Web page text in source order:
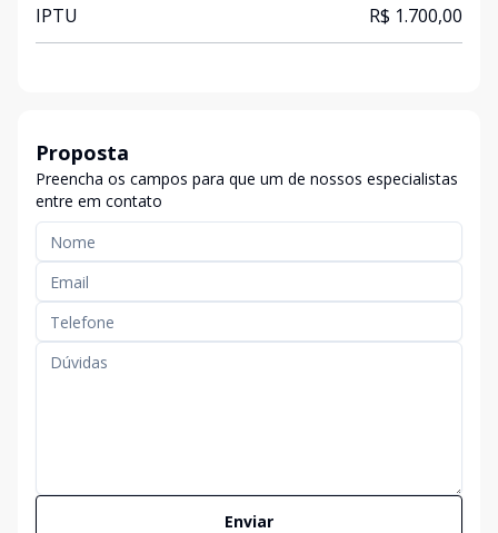
IPTU R$ 1.700,00
Proposta
Preencha os campos para que um de nossos especialistas
entre em contato
Enviar